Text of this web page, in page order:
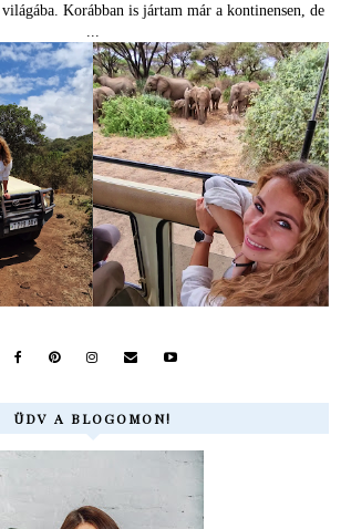
Korábban is jártam már a kontinensen, de
ÜDV A BLOGOMON!